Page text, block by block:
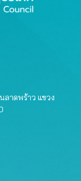
ลาดพร้าว แขวง